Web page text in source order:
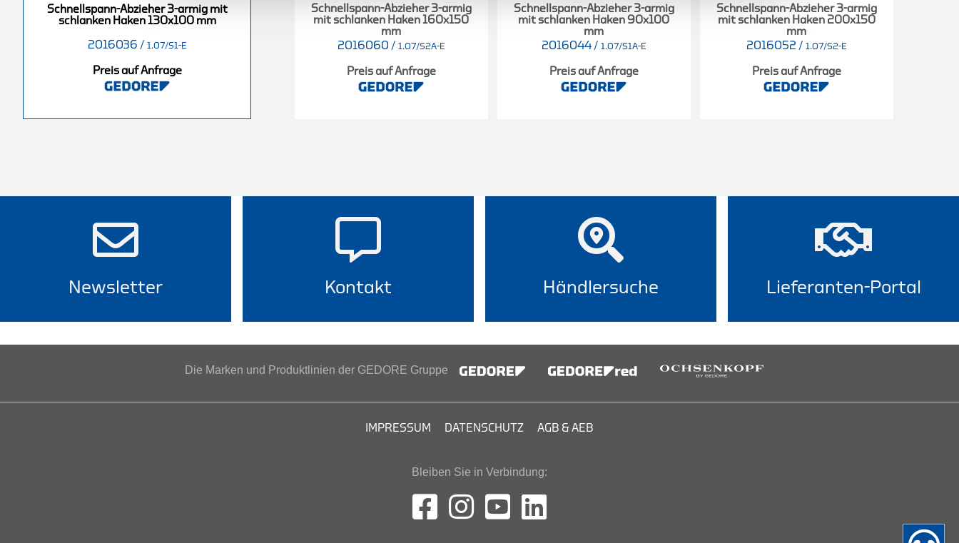
Schnellspann-Abzieher 3-armig mit
schlanken Haken 130x100 mm
2016036 / 1.07/S1-E
Preis auf Anfrage
Schnellspann-Abzieher 3-armig
mit schlanken Haken 160x150
mm
2016060 / 1.07/S2A-E
Preis auf Anfrage
Schnellspann-Abzieher 3-armig
mit schlanken Haken 90x100
mm
2016044 / 1.07/S1A-E
Preis auf Anfrage
Schnellspann-Abzieher 3-armig
mit schlanken Haken 200x150
mm
2016052 / 1.07/S2-E
Preis auf Anfrage
Newsletter Kontakt Händlersuche Lieferanten-Portal
Die Marken und Produktlinien der GEDORE Gruppe
IMPRESSUM DATENSCHUTZ AGB & AEB
Bleiben Sie in Verbindung: